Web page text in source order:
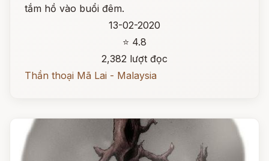
tắm hồ vào buổi đêm.
13-02-2020
⭐ 4.8
2,382 lượt đọc
Thần thoại Mã Lai - Malaysia